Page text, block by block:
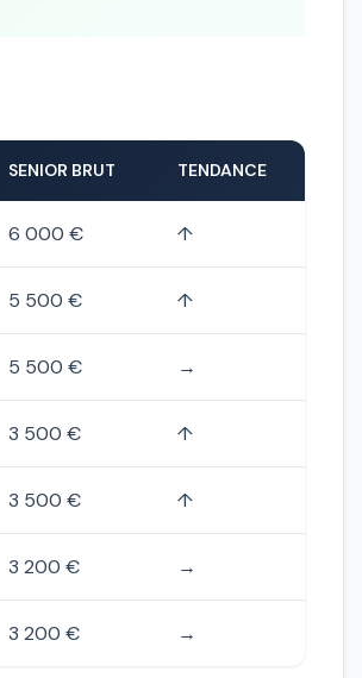
SENIOR BRUT TENDANCE
6 000 € ↑
5 500 € ↑
5 500 € →
3 500 € ↑
3 500 € ↑
3 200 € →
3 200 € →